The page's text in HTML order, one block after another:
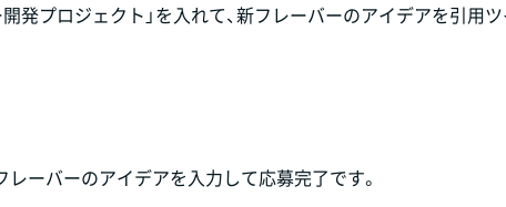
発プロジェクト」を入れて、新フレーバーのアイデアを引用
ーバーのアイデアを入力して応募完了です。